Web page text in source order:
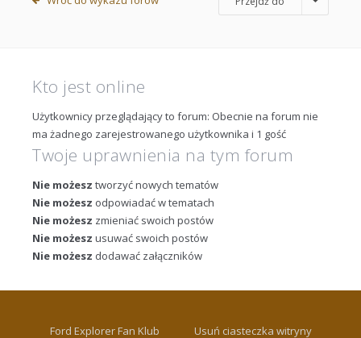
Kto jest online
Użytkownicy przeglądający to forum: Obecnie na forum nie
ma żadnego zarejestrowanego użytkownika i 1 gość
Twoje uprawnienia na tym forum
Nie możesz tworzyć nowych tematów
Nie możesz odpowiadać w tematach
Nie możesz zmieniać swoich postów
Nie możesz usuwać swoich postów
Nie możesz dodawać załączników
Ford Explorer Fan Klub Usuń ciasteczka witryny